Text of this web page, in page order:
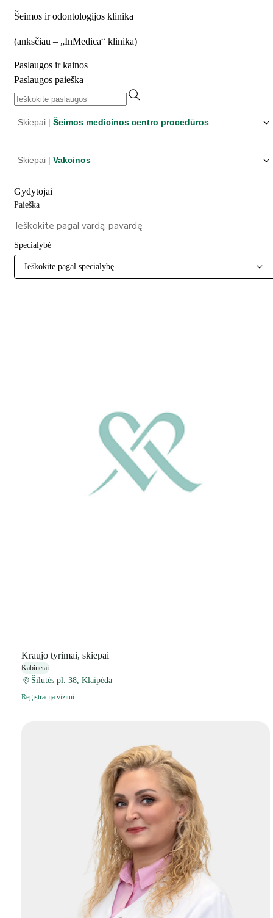
Šeimos ir odontologijos klinika
(anksčiau – „InMedica“ klinika)
Paslaugos ir kainos
Paslaugos paieška
Skiepai | Šeimos medicinos centro procedūros
Skiepai | Vakcinos
Gydytojai
Paieška
Specialybė
Ieškokite pagal specialybę
Kraujo tyrimai, skiepai
Kabinetai
Šilutės pl. 38, Klaipėda
Registracija vizitui